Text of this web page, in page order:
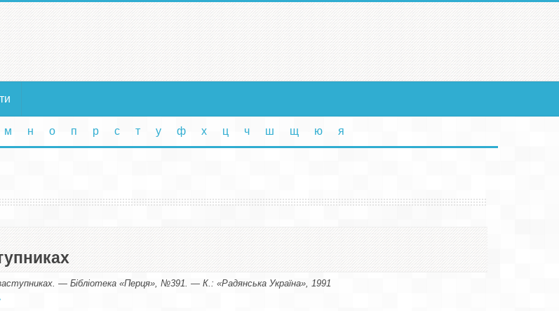
м н о п р с т у ф х ц ч ш щ ю я
— Бібліотека «Перця», №391. — К.: «Радянська Україна», 1991